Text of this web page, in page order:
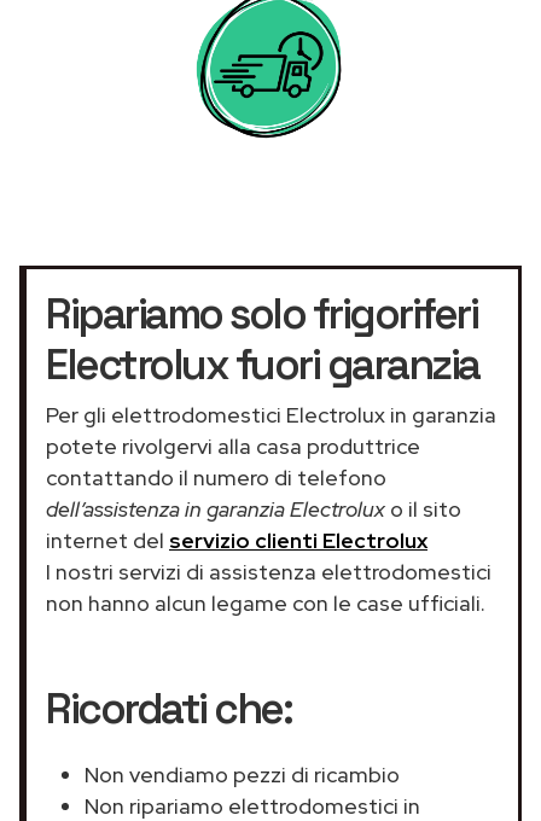
Ripariamo solo frigoriferi
Electrolux fuori garanzia
Per gli elettrodomestici Electrolux in garanzia
potete rivolgervi alla casa produttrice
contattando il numero di telefono
dell’assistenza in garanzia Electrolux o il sito
internet del servizio clienti Electrolux
I nostri servizi di assistenza elettrodomestici
non hanno alcun legame con le case ufficiali.
Ricordati che:
Non vendiamo pezzi di ricambio
Non ripariamo elettrodomestici in